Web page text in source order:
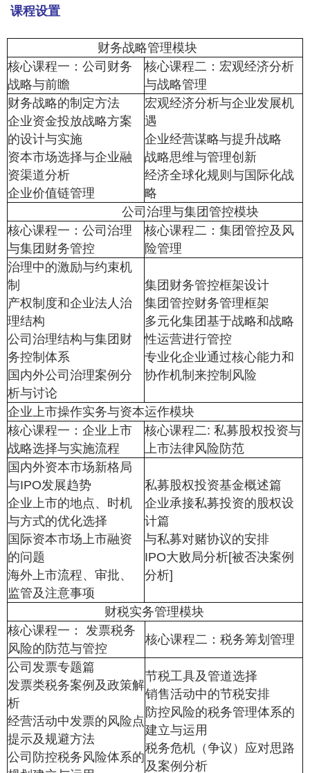
课程设置
财务战略管理模块
核心课程一：公司财务
战略与前瞻
核心课程二：宏观经济分析
与战略管理
财务战略的制定方法
企业资金投放战略方案
的设计与实施
资本市场选择与企业融
资渠道分析
企业价值链管理
宏观经济分析与企业发展机
遇
企业经营谋略与提升战略
战略思维与管理创新
经济全球化规则与国际化战
略
公司治理与集团管控模块
核心课程一：公司治理
与集团财务管控
核心课程二：集团管控及风
险管理
治理中的激励与约束机
制
产权制度和企业法人治
理结构
公司治理结构与集团财
务控制体系
国内外公司治理案例分
析与讨论
集团财务管控框架设计
集团管控财务管理框架
多元化集团基于战略和战略
性运营进行管控
专业化企业通过核心能力和
协作机制来控制风险
企业上市操作实务与资本运作模块
核心课程一：企业上市
战略选择与实施流程
核心课程二: 私募股权投资与
上市法律风险防范
国内外资本市场新格局
与IPO发展趋势
企业上市的地点、时机
与方式的优化选择
国际资本市场上市融资
的问题
海外上市流程、审批、
监管及注意事项
私募股权投资基金概述篇
企业承接私募投资的股权设
计篇
与私募对赌协议的安排
IPO大败局分析[被否决案例
分析]
财税实务管理模块
核心课程一： 发票税务
风险的防范与管控
核心课程二：税务筹划管理
公司发票专题篇
发票类税务案例及政策解
析
经营活动中发票的风险点
提示及规避方法
公司防控税务风险体系的
节税工具及管道选择
销售活动中的节税安排
防控风险的税务管理体系的
建立与运用
税务危机（争议）应对思路
及案例分析